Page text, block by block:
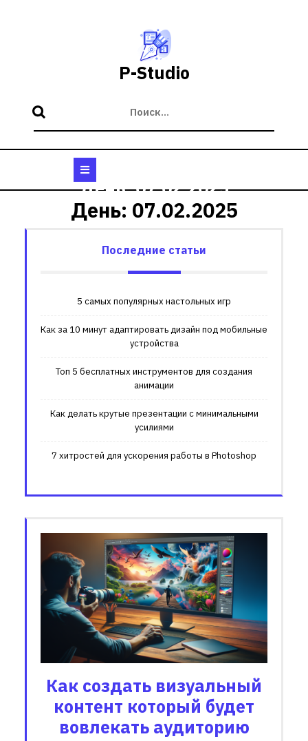
P-Studio
Открыть
День:07.02.2025
День: 07.02.2025
Последние статьи
5 самых популярных настольных игр
Как за 10 минут адаптировать дизайн под мобильные
устройства
Топ 5 бесплатных инструментов для создания
анимации
Как делать крутые презентации с минимальными
усилиями
7 хитростей для ускорения работы в Photoshop
Как создать визуальный
контент который будет
вовлекать аудиторию